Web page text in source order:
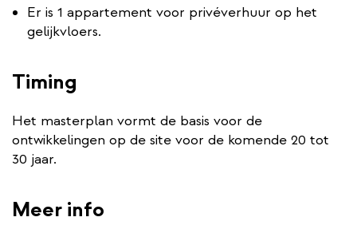
Er is 1 appartement voor privéverhuur op het
gelijkvloers.
Timing
Het masterplan vormt de basis voor de
ontwikkelingen op de site voor de komende 20 tot
30 jaar.
Meer info